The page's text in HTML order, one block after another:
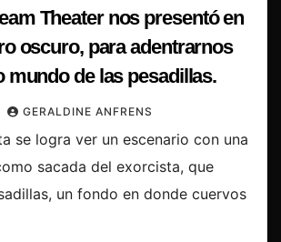
Theater nos presentó en
oscuro, para adentrarnos
mundo de las pesadillas.
GERALDINE ANFRENS
se logra ver un escenario con una
sacada del exorcista, que
un fondo en donde cuervos